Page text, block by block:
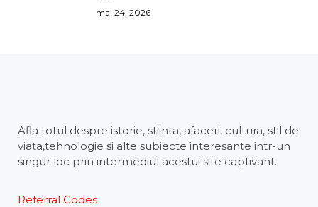
mai 24, 2026
Afla totul despre istorie, stiinta, afaceri, cultura, stil de
viata,tehnologie si alte subiecte interesante intr-un
singur loc prin intermediul acestui site captivant.
Referral Codes